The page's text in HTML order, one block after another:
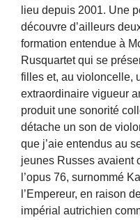
lieu depuis 2001. Une
découvre d’ailleurs
formation entendue à
Rusquartet qui se
filles et, au violoncelle,
extraordinaire vigueur
produit une sonorité
détache un son de
que j’aie entendus au
jeunes Russes avaient
l’opus 76, surnommé
l’Empereur, en raison
impérial autrichien